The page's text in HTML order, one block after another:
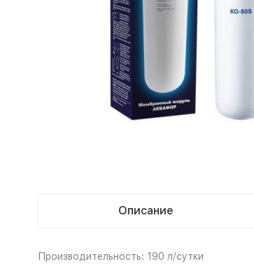
Описание
Производительность: 190 л/сутки